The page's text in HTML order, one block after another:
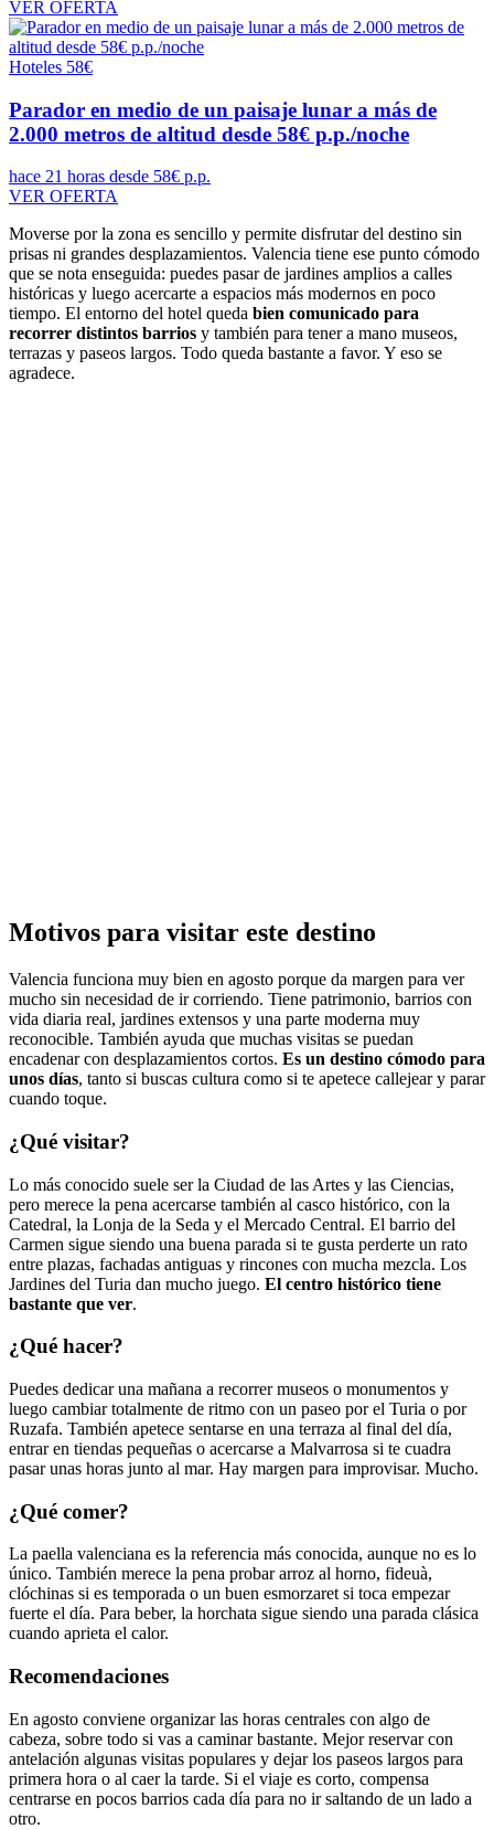
VER OFERTA
Hoteles 58€
Parador en medio de un paisaje lunar a más de
2.000 metros de altitud desde 58€ p.p./noche
hace 21 horas desde 58€ p.p.
VER OFERTA
Moverse por la zona es sencillo y permite disfrutar del destino sin
prisas ni grandes desplazamientos. Valencia tiene ese punto cómodo
que se nota enseguida: puedes pasar de jardines amplios a calles
históricas y luego acercarte a espacios más modernos en poco
tiempo. El entorno del hotel queda bien comunicado para
recorrer distintos barrios y también para tener a mano museos,
terrazas y paseos largos. Todo queda bastante a favor. Y eso se
agradece.
Motivos para visitar este destino
Valencia funciona muy bien en agosto porque da margen para ver
mucho sin necesidad de ir corriendo. Tiene patrimonio, barrios con
vida diaria real, jardines extensos y una parte moderna muy
reconocible. También ayuda que muchas visitas se puedan
encadenar con desplazamientos cortos. Es un destino cómodo para
unos días, tanto si buscas cultura como si te apetece callejear y parar
cuando toque.
¿Qué visitar?
Lo más conocido suele ser la Ciudad de las Artes y las Ciencias,
pero merece la pena acercarse también al casco histórico, con la
Catedral, la Lonja de la Seda y el Mercado Central. El barrio del
Carmen sigue siendo una buena parada si te gusta perderte un rato
entre plazas, fachadas antiguas y rincones con mucha mezcla. Los
Jardines del Turia dan mucho juego. El centro histórico tiene
bastante que ver.
¿Qué hacer?
Puedes dedicar una mañana a recorrer museos o monumentos y
luego cambiar totalmente de ritmo con un paseo por el Turia o por
Ruzafa. También apetece sentarse en una terraza al final del día,
entrar en tiendas pequeñas o acercarse a Malvarrosa si te cuadra
pasar unas horas junto al mar. Hay margen para improvisar. Mucho.
¿Qué comer?
La paella valenciana es la referencia más conocida, aunque no es lo
único. También merece la pena probar arroz al horno, fideuà,
clóchinas si es temporada o un buen esmorzaret si toca empezar
fuerte el día. Para beber, la horchata sigue siendo una parada clásica
cuando aprieta el calor.
Recomendaciones
En agosto conviene organizar las horas centrales con algo de
cabeza, sobre todo si vas a caminar bastante. Mejor reservar con
antelación algunas visitas populares y dejar los paseos largos para
primera hora o al caer la tarde. Si el viaje es corto, compensa
centrarse en pocos barrios cada día para no ir saltando de un lado a
otro.